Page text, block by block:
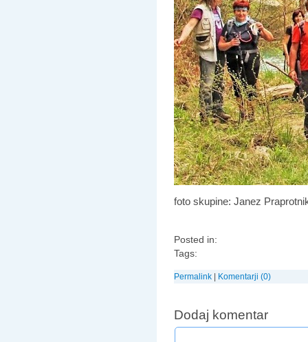
foto skupine: Janez
Posted in:
Tags:
Permalink Komentarji (0)
Dodaj komentar